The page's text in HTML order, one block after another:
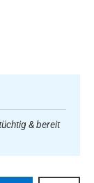
& bereit